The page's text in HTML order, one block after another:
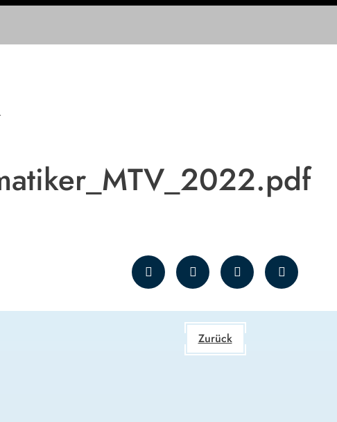
Zurück